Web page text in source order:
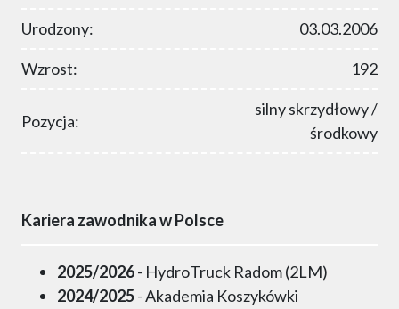
Urodzony: 03.03.2006
Wzrost: 192
Pozycja:
silny skrzydłowy /
środkowy
Kariera zawodnika w Polsce
2025/2026- HydroTruck Radom (2LM)
2024/2025- Akademia Koszykówki